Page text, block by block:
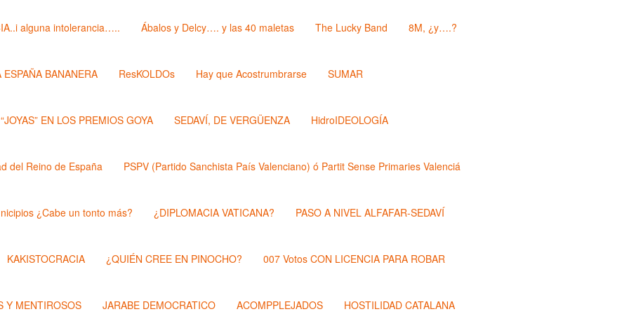
alguna intolerancia….. Ábalos y Delcy…. y las 40 maletas The Lucky Band 8M, ¿y….?
BANANERA ResKOLDOs Hay que Acostrumbrarse SUMAR
EN LOS PREMIOS GOYA SEDAVÍ, DE VERGÜENZA HidroIDEOLOGÍA
del Reino de España PSPV (Partido Sanchista País Valenciano) ó Partit Sense Primaries Valenciá
¿Cabe un tonto más? ¿DIPLOMACIA VATICANA? PASO A NIVEL ALFAFAR-SEDAVÍ
KAKISTOCRACIA ¿QUIÉN CREE EN PINOCHO? 007 Votos CON LICENCIA PARA ROBAR
Y MENTIROSOS JARABE DEMOCRATICO ACOMPPLEJADOS HOSTILIDAD CATALANA